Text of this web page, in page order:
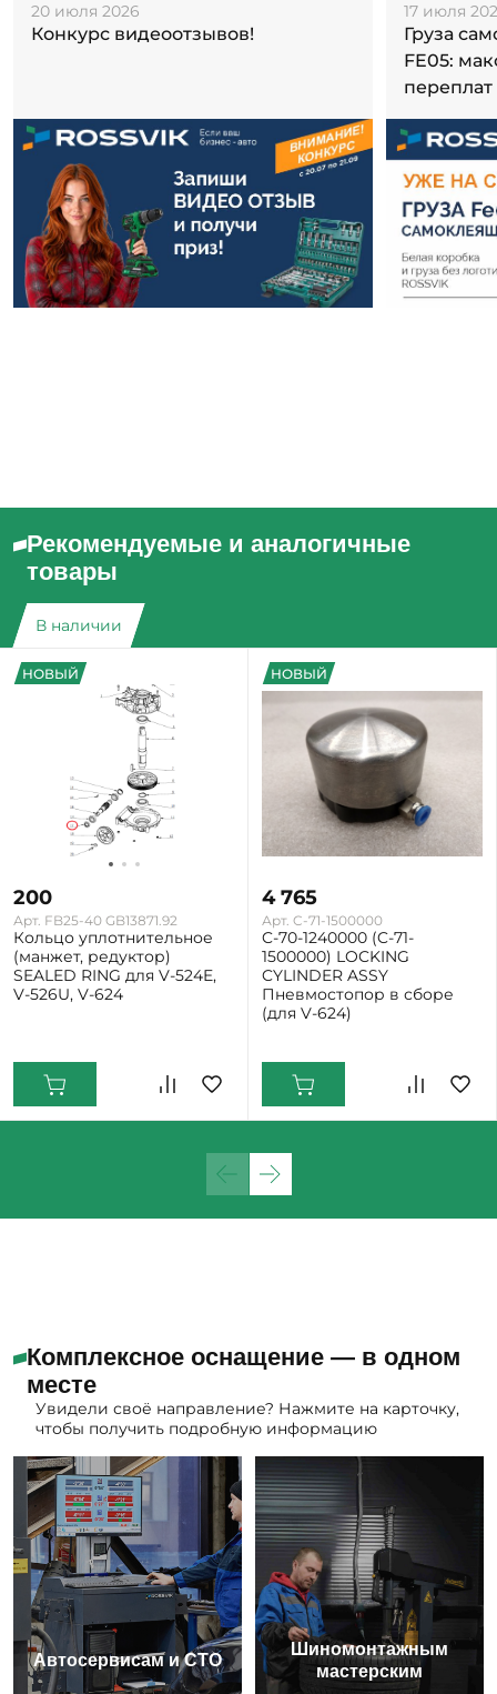
20 июля 2026
Конкурс видеоотзывов!
17 июля
Груза
FE05:
переплат
Рекомендуемые и аналогичные
товары
В наличии
НОВЫЙ
200
Арт. FB25-40 GB13871.92
Кольцо уплотнительное
(манжет, редуктор)
SEALED RING для V-524E,
V-526U, V-624
НОВЫЙ
4 765
Арт. C-71-1500000
C-70-1240000 (C-71-
1500000) LOCKING
CYLINDER ASSY
Пневмостопор в сборе
(для V-624)
Комплексное оснащение — в одном
месте
Увидели своё направление? Нажмите на карточку,
чтобы получить подробную информацию
Автосервисам и СТО
Шиномонтажным
мастерским